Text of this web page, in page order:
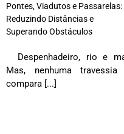
Pontes, Viadutos e Passarelas:
Reduzindo Distâncias e
Superando Obstáculos
Despenhadeiro, rio e
Mas, nenhuma travessia
compara [...]